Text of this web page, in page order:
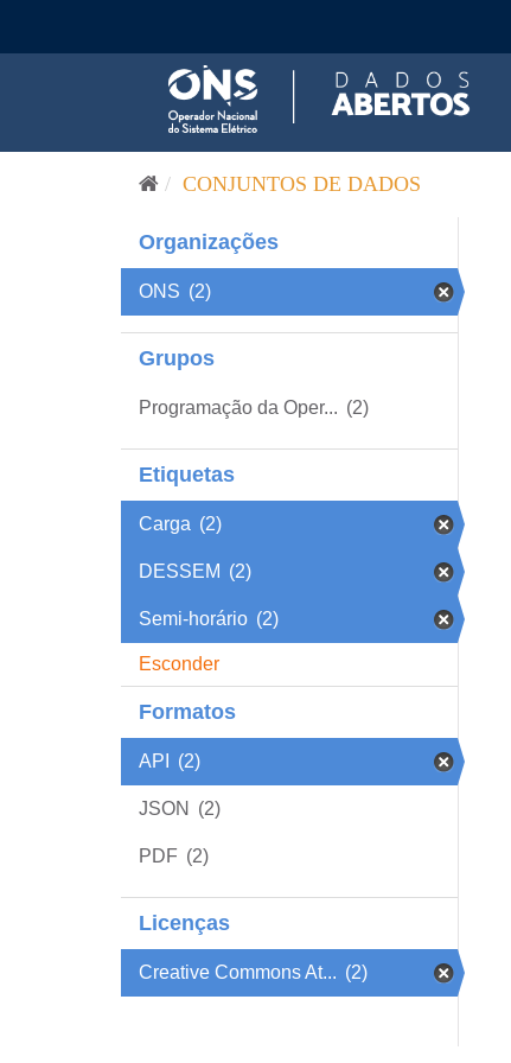
CONJUNTOS DE DADOS
Organizações
ONS (2)
Grupos
Programação da Oper... (2)
Etiquetas
Carga (2)
DESSEM (2)
Semi-horário (2)
Esconder
Formatos
API (2)
JSON (2)
PDF (2)
Licenças
Creative Commons At... (2)